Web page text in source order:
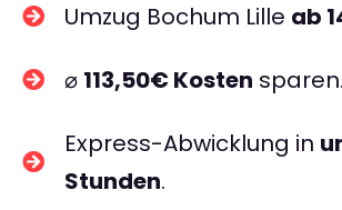
Umzug Bochum Lille ab
⌀ 113,50€ Kosten sparen.
Express-Abwicklung in
Stunden.